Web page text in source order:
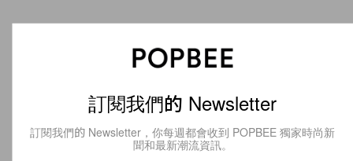
訂閱我們的 Newsletter
訂閱我們的 Newsletter，你每週都會收到 POPBEE 獨家時尚新
聞和最新潮流資訊。